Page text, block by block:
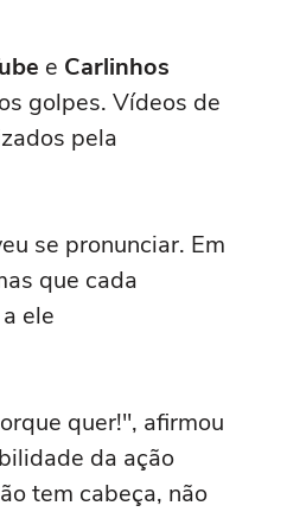
e Carlinhos
golpes. Vídeos de
pela
se pronunciar. Em
que cada
ele
quer!", afirmou
da ação
tem cabeça, não